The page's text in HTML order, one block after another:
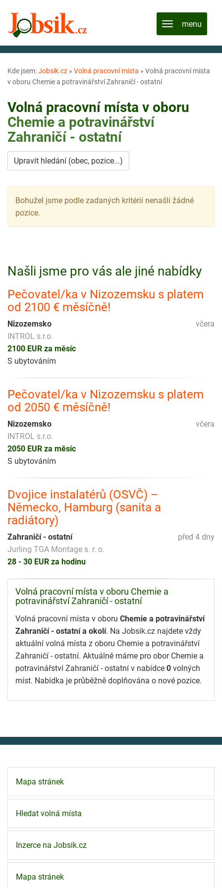
Kde jsem:Jobsik.cz » Volná pracovní místa » Volná pracovní místa
v oboru Chemie a potravinářství Zahraničí - ostatní
Volná pracovní místa v oboru
Chemie a potravinářství
Zahraničí - ostatní
Upravit hledání (obec, pozice...)
Bohužel jsme podle zadaných kritérií nenašli žádné
pozice.
Našli jsme pro vás ale jiné nabídky
Pečovatel/ka v Nizozemsku s platem
od 2100 € měsíčně!
včera
Nizozemsko
INTROL s.r.o.
2100 EUR za měsíc
S ubytováním
Pečovatel/ka v Nizozemsku s platem
od 2050 € měsíčně!
včera
Nizozemsko
INTROL s.r.o.
2050 EUR za měsíc
S ubytováním
Dvojice instalatérů (OSVČ) –
Německo, Hamburg (sanita a
radiátory)
před 4 dny
Zahraničí - ostatní
Jurling TGA Montage s. r. o.
28 - 30 EUR za hodinu
Volná pracovní místa v oboru Chemie a
potravinářství Zahraničí - ostatní
Volná pracovní místa v oboru Chemie a potravinářství
Zahraničí - ostatní a okolí. Na Jobsik.cz najdete vždy
aktuální volná místa z oboru Chemie a potravinářství
Zahraničí - ostatní. Aktuálně máme pro obor Chemie a
potravinářství Zahraničí - ostatní v nabídce 0 volných
míst. Nabídka je průběžně doplňována o nové pozice.
Mapa stránek
Hledat volná místa
Inzerce na Jobsik.cz
Mapa stránek